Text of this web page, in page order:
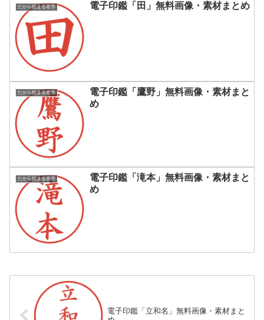
たから始まる名字 電子印鑑「田」無料画像・素材まとめ
たから始まる名字
電子印鑑「鷹野」無料画像・素材まと
め
たから始まる名字
電子印鑑「滝本」無料画像・素材まと
め
電子印鑑「立和名」無料画像・素材まと